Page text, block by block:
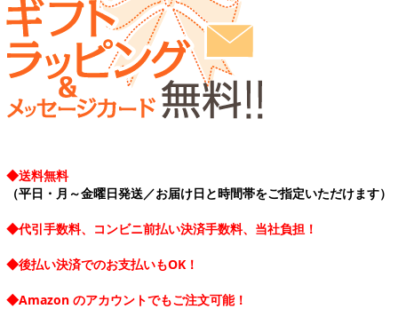
◆送料無料
（平日・月～金曜日発送／お届け日と時間帯をご指定いただけます）
◆代引手数料、コンビニ前払い決済手数料、当社負担！
◆後払い決済でのお支払いもOK！
◆Amazon のアカウントでもご注文可能！